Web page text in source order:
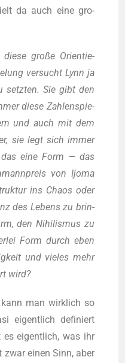
da auch eine gro­
die­se gro­ße Ori­en­tie­
ver­sucht Lynn ja
setz­ten. Sie gibt den
die­se Zah­len­spie­
und auch mit dem
sie legt sich immer
eine Form — das
von Ijo­ma
ins Cha­os oder
des Lebens zu brin­
den Nihi­lis­mus zu
Form durch eben
und vie­les mehr
wird?
kann man wirk­lich so
eigent­lich defi­niert
es eigent­lich, was ihr
einen Sinn, aber